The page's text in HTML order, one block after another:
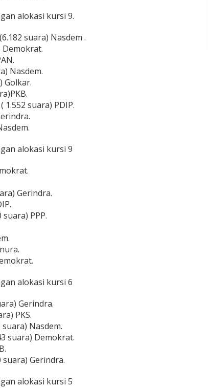
alokasi kursi 9.
suara) Nasdem .
Demokrat.
Nasdem.
Golkar.
1.552 suara) PDIP.
alokasi kursi 9
Gerindra.
suara) PPP.
alokasi kursi 6
Gerindra.
PKS.
suara) Nasdem.
suara) Demokrat.
suara) Gerindra.
alokasi kursi 5